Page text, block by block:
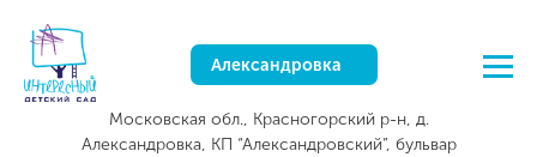
Александровка
Московская обл., Красногорский р-н, д.
Александровка, КП “Александровский”, бульвар